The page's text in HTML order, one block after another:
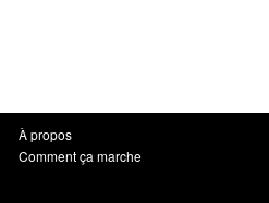
À propos
Comment ça marche